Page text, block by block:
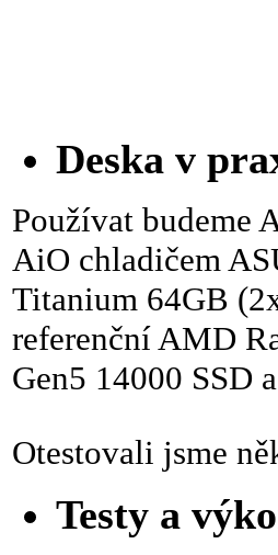
Deska v
Používat budeme
AiO chladičem
Titanium 64GB
referenční AMD
Gen5 14000 SSD
Otestovali jsme
Testy a